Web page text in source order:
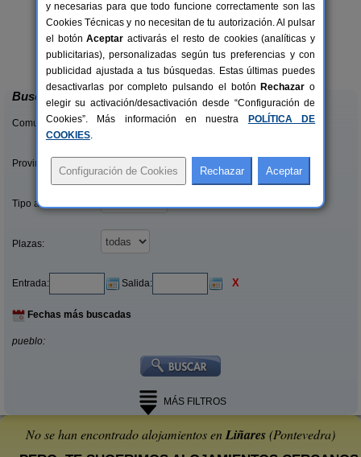
2-5+1 pers.
desde40 €
Apartamentos Puerto Basella
Vilanova de Arousa (Pontevedra)
Buscar
Comunidades:
Provincias/Islas:
Tipo alquiler:
Plazas:
Entrada: Salida: X
Fechas más buscadas
pueblo:
MÁS FILTROS
No se han encontrado alojamientos enLiñares(Pontevedra)
y necesarias para que todo funcione correctamente son las
Cookies Técnicas y no necesitan de tu autorización. Al pulsar
el botónAceptar activarás el resto de cookies (analíticas y
publicitarias), personalizadas según tus preferencias y con
publicidad ajustada a tus búsquedas. Estas últimas puedes
desactivarlas por completo pulsando el botón Rechazar o
elegir su activación/desactivación desde “Configuración de
Cookies”. Más información en nuestra
POLÍTICA DE
COOKIES.